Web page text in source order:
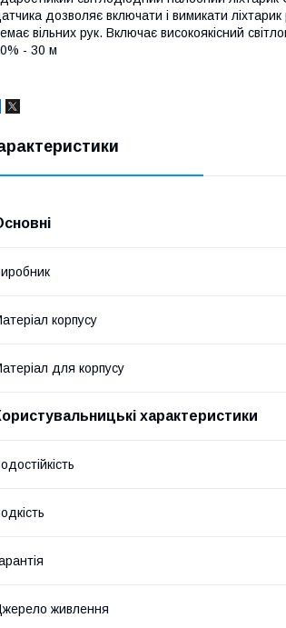
дозволяє включати і вимикати
вільних рук. Включає високоякісний
- 30 м
корпусу
для корпусу
характеристики
живлення